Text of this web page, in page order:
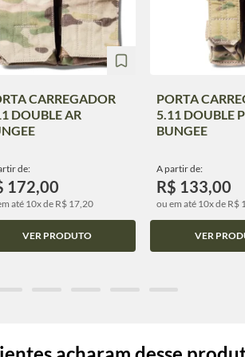
CARREGADOR
DOUBLE AR
de:
172,00
até 10x de R$ 17,20
VER PRODUTO
PORTA
5.11 DOUBLE
BUNGEE
A partir de:
R$ 133,00
ou em até 10x de R$
VER